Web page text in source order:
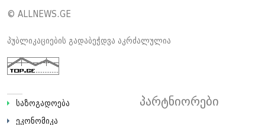
© ALLNEWS.GE
პუბლიკაციების გადაბეჭდვა აკრძალულია
საზოგადოება
ეკონომიკა
პარტნიორები